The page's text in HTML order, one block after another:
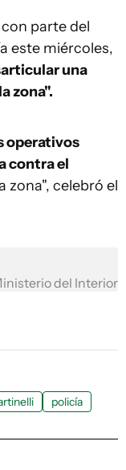
parte del
este miércoles,
una
zona".
operativos
contra el
zona", celebró el
del Interior
policía